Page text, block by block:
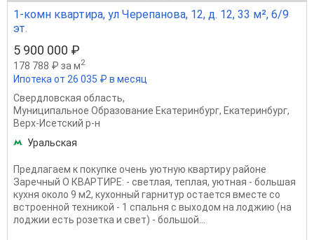
1-комн квартира, ул Черепанова, 12, д. 12, 33 м², 6/9
эт.
5 900 000 ₽
178 788 ₽ за м2
Ипотека от 26 035 ₽ в месяц
Свердловская область,
Муниципальное Образование Екатеринбург, Екатеринбург,
Верх-Исетский р-н
Уральская
Предлагаем к покупке очень уютную квартиру районе
Заречный О КВАРТИРЕ: - светлая, теплая, уютная - большая
кухня около 9 м2, кухонный гарнитур остается вместе со
встроенной техникой - 1 спальня с выходом на лоджию (на
лоджии есть розетка и свет) - большой...